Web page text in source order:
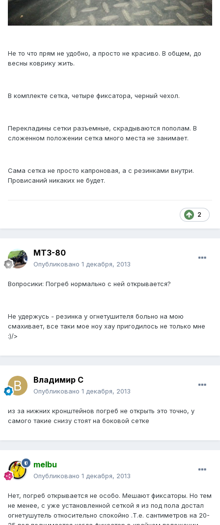
Не то что прям не удобно, а просто не красиво. В общем, до
весны коврику жить.
В комплекте сетка, четыре фиксатора, черный чехол.
Перекладины сетки разъемные, скрадываются пополам. В
сложенном положении сетка много места не занимает.
Сама сетка не просто капроновая, а с резинками внутри.
Провисаний никаких не будет.
2
МТЗ-80
Опубликовано 1 декабря, 2013
Вопросики: Погреб нормально с ней открывается?
Не удержусь - резинка у огнетушителя больно на мою
смахивает, все таки мое ноу хау пригодилось не только мне
:)/>
Владимир С
Опубликовано 1 декабря, 2013
из за нижних кронштейнов погреб не открыть это точно, у
самого такие снизу стоят на боковой сетке
melbu
Опубликовано 1 декабря, 2013
Нет, погреб открывается не особо. Мешают фиксаторы. Но тем
не менее, с уже установленной сеткой я из под пола достал
огнетушутель относительно спокойно .Т.е. сантиметров на 20-